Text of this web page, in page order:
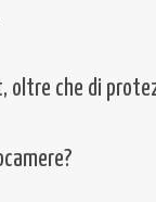
oltre che di